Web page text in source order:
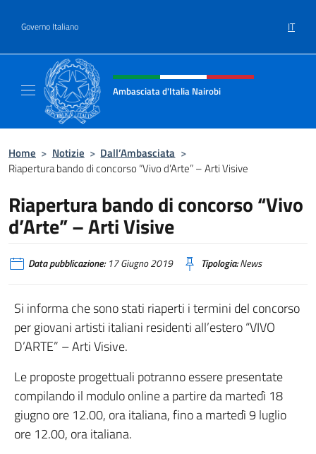
Governo Italiano IT
Intestazione sito, social e menù
Ambasciata d'Italia Nairobi
Home > Notizie > Dall’Ambasciata >
Riapertura bando di concorso “Vivo d’Arte” – Arti Visive
Riapertura bando di concorso “Vivo
d’Arte” – Arti Visive
Data pubblicazione:17 Giugno 2019 Tipologia:News
Si informa che sono stati riaperti i termini del concorso
per giovani artisti italiani residenti all’estero “VIVO
D’ARTE” – Arti Visive.
Le proposte progettuali potranno essere presentate
compilando il modulo online a partire da martedì 18
giugno ore 12.00, ora italiana, fino a martedì 9 luglio
ore 12.00, ora italiana.